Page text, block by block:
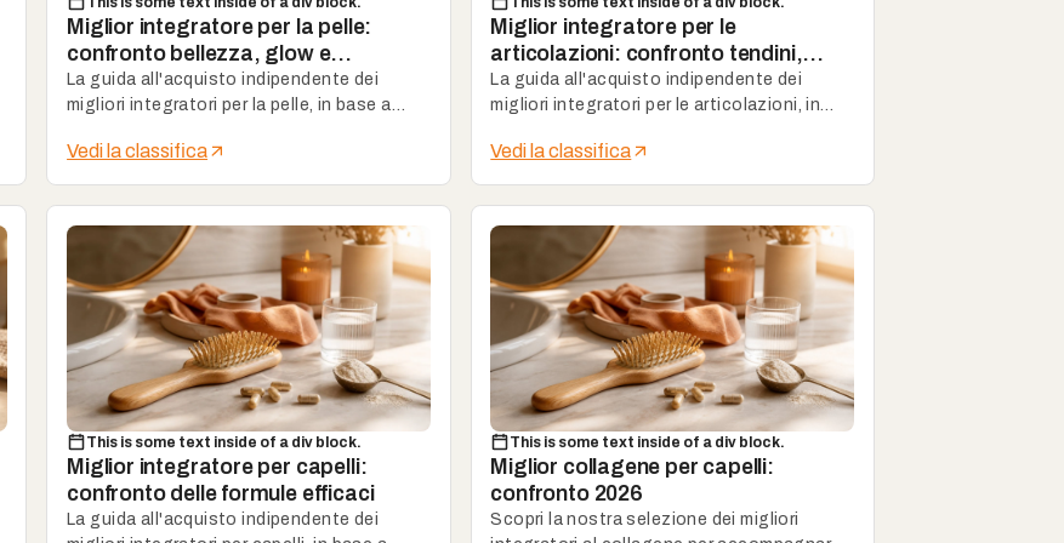
Miglior integratore per la pelle:
confronto bellezza, glow e
collagene
La guida all'acquisto indipendente dei
migliori integratori per la pelle, in base a
Vedi la classifica
Miglior integratore per le
articolazioni: confronto tendini,
collagene e mobilità
La guida all'acquisto indipendente dei
migliori integratori per le articolazioni, in
formule.
Vedi la classifica
This is some text inside of a div block.
Miglior integratore per capelli:
confronto delle formule efficaci
La guida all'acquisto indipendente dei
This is some text inside of a div block.
Miglior collagene per capelli:
confronto 2026
Scopri la nostra selezione dei migliori